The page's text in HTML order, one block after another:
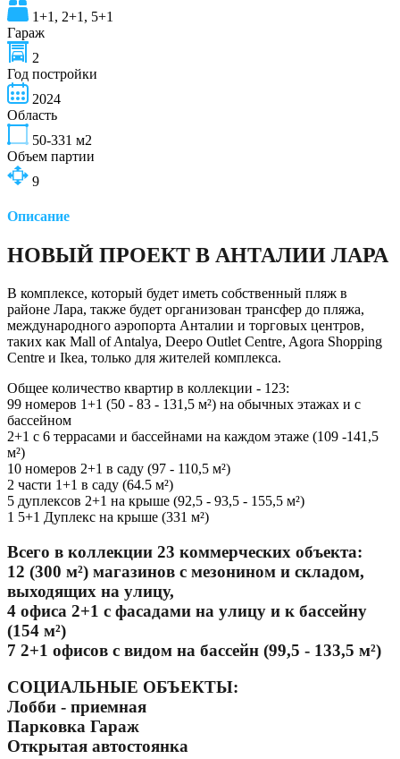
1+1, 2+1, 5+1
Гараж
2
Год постройки
2024
Область
50-331 м2
Объем партии
9
Описание
НОВЫЙ ПРОЕКТ В АНТАЛИИ ЛАРА
В комплексе, который будет иметь собственный пляж в
районе Лара, также будет организован трансфер до пляжа,
международного аэропорта Анталии и торговых центров,
таких как Mall of Antalya, Deepo Outlet Centre, Agora Shopping
Centre и Ikea, только для жителей комплекса.
Общее количество квартир в коллекции - 123:
99 номеров 1+1 (50 - 83 - 131,5 м²) на обычных этажах и с
бассейном
2+1 с 6 террасами и бассейнами на каждом этаже (109 -141,5
м²)
10 номеров 2+1 в саду (97 - 110,5 м²)
2 части 1+1 в саду (64.5 м²)
5 дуплексов 2+1 на крыше (92,5 - 93,5 - 155,5 м²)
1 5+1 Дуплекс на крыше (331 м²)
Всего в коллекции 23 коммерческих объекта:
12 (300 м²) магазинов с мезонином и складом,
выходящих на улицу,
4 офиса 2+1 с фасадами на улицу и к бассейну
(154 м²)
7 2+1 офисов с видом на бассейн (99,5 - 133,5 м²)
СОЦИАЛЬНЫЕ ОБЪЕКТЫ:
Лобби - приемная
Парковка Гараж
Открытая автостоянка